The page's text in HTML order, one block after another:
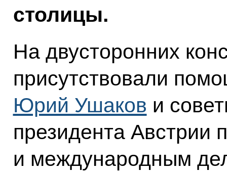
столицы.
На двусторонних
присутствовали
Юрий Ушаков и
президента Австрии
и международным